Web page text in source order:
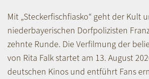
Mit „Steckerfischfiasko“ geht der Kult
niederbayerischen Dorfpolizisten
zehnte Runde. Die Verfilmung der
von Rita Falk startet am 13. August
deutschen Kinos und entführt Fans